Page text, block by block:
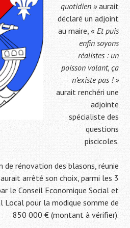
quotidien »aurait
déclaré un adjoint
au maire, « Et puis
enfin soyons
réalistes : un
poisson volant, ça
n’existe pas ! »
aurait renchéri une
adjointe
spécialiste des
questions
piscicoles.
de rénovation des blasons, réunie
arrêté son choix, parmi les 3
le Conseil Economique Social et
Local pour la modique somme de
850 000 € (montant à vérifier).